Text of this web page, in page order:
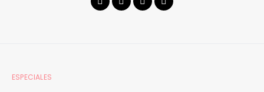
ESPECIALES